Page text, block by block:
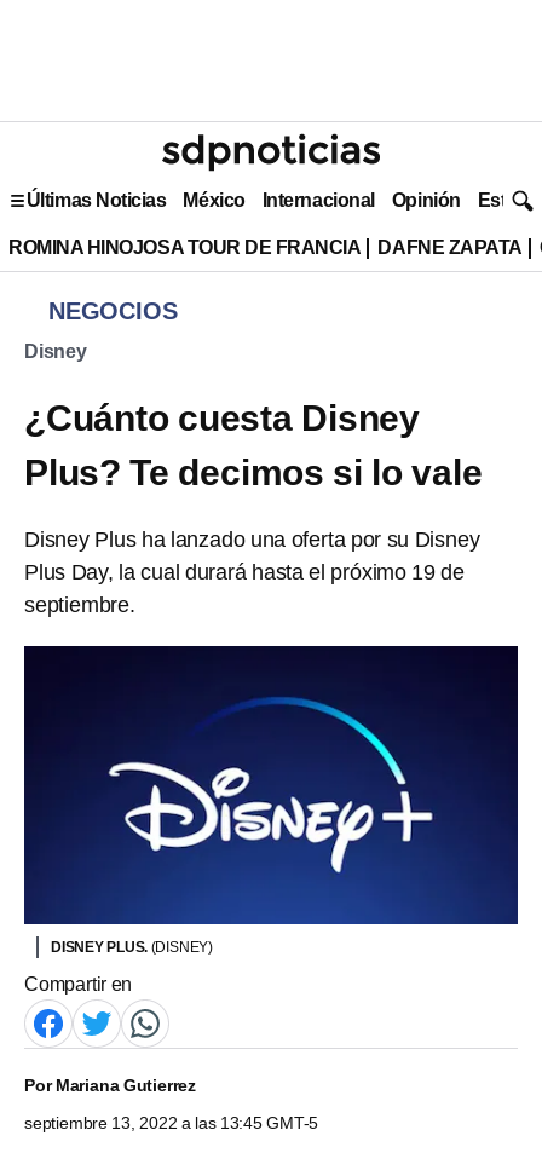
Últimas Noticias México Internacional Opinión Estilo
ROMINA HINOJOSA TOUR DE FRANCIA DAFNE ZAPATA
NEGOCIOS
Disney
¿Cuánto cuesta Disney
Plus? Te decimos si lo vale
Disney Plus ha lanzado una oferta por su Disney
Plus Day, la cual durará hasta el próximo 19 de
septiembre.
DISNEY PLUS. (DISNEY)
Compartir en
PorMariana Gutierrez
septiembre 13, 2022 a las 13:45 GMT-5